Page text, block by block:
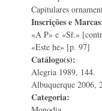
Capitulares
Inscrições e
«A P» e «Sř.»
«Este he» [p. 97]
Catálogo(s):
Alegria 1989, 144.
Albuquerque 2006,
Categoria: